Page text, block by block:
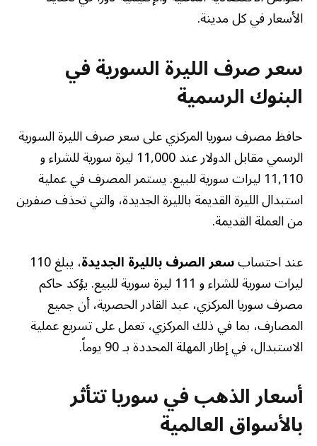
الأسعار في كل مدينة.
سعر صرف الليرة السورية في
البنوك الرسمية
حافظ مصرف سوريا المركزي على سعر صرف الليرة السورية
الرسمي مقابل الدولار عند 11,000 ليرة سورية للشراء و
11,110 ليرات سورية للبيع. يستمر المصرف في عملية
استبدال الليرة القديمة بالليرة الجديدة، والتي تحذف صفرين
من العملة القديمة.
عند احتسابسعر الصرف بالليرة الجديدة ، يبلغ 110
ليرات سورية للشراء و 111 ليرة سورية للبيع. يؤكد حاكم
مصرف سوريا المركزي، عبد القادر الحصرية، أن جميع
المصارف، بما في ذلك المركزي، تعمل على تسريع عملية
الاستبدال، في إطار المهلة المحددة بـ 90 يوماً.
أسعار الذهب في سوريا تتأثر
بالأسواق العالمية